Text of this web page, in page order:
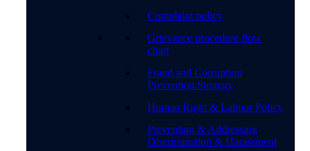
Complaint policy
Grievance procedure flow
chart
Fraud and Corruption
Prevention Strategy
Human Right & Labour Policy
Preventing & Addressing
Discrimination & Harassment